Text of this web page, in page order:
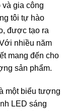
gia công
tôi tự hào
được tạo ra
nhiều năm
mang đến cho
sản phẩm.
một biểu tượng
LED sáng